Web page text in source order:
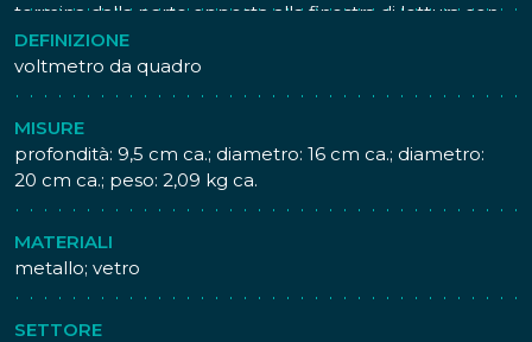
termina dalla parte opposta alla finestra di lettura con
una flangia che ne facilitava l'inserimento su un quadro
di controllo generale.
DEFINIZIONE
voltmetro da quadro
MISURE
profondità: 9,5 cm ca.; diametro: 16 cm ca.; diametro:
20 cm ca.; peso: 2,09 kg ca.
MATERIALI
metallo; vetro
SETTORE